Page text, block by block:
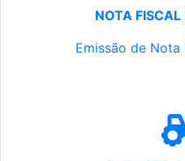
NOTA
Emissão de Nota